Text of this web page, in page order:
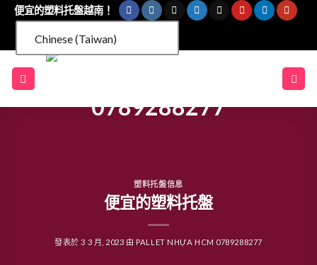
便宜的塑料托盤越南！
Chinese (Taiwan)
塑料托盤信息
便宜的塑料托盤
發表於3 3 月, 2023 由PALLET NHỰA HCM 0789288277